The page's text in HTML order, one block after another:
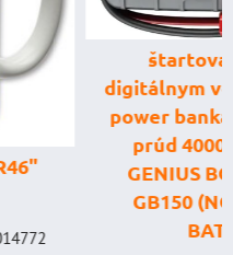
štartovací
digitálnym
power banka,
prúd 4000 A,
GENIUS BOOST
GB150 (NOCO
BAT998